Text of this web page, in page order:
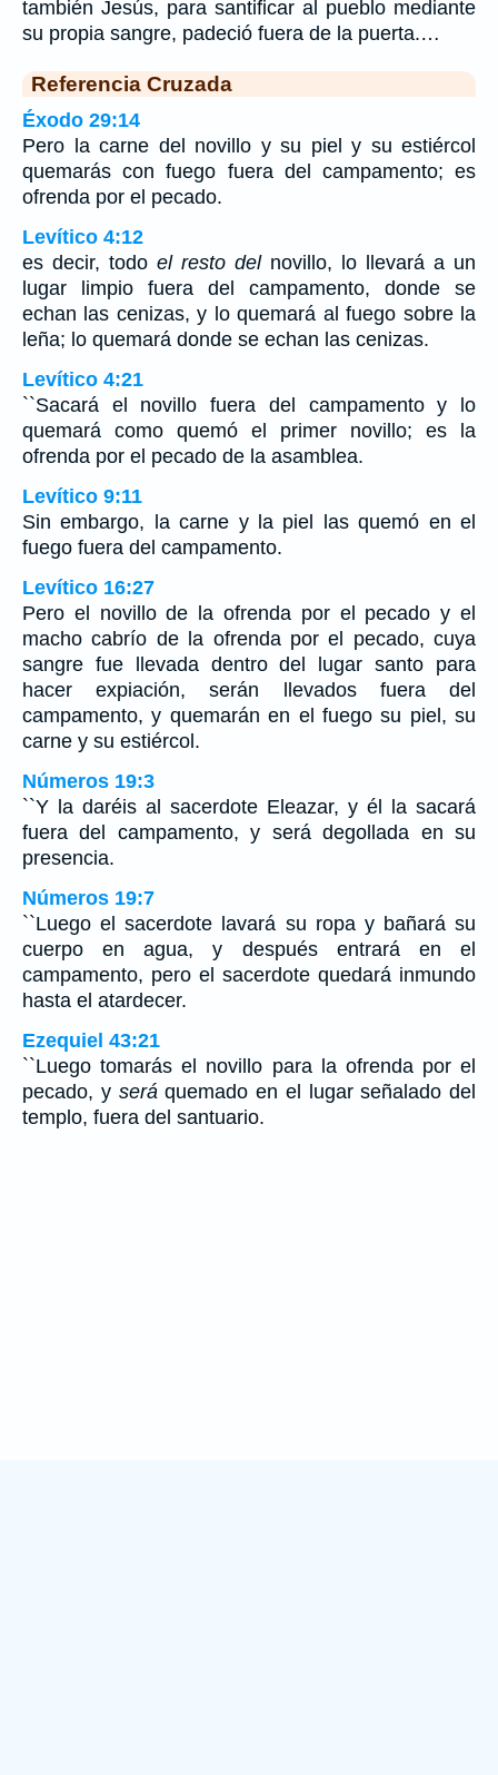
también Jesús, para santificar al pueblo mediante
su propia sangre, padeció fuera de la puerta.…
Referencia Cruzada
Éxodo 29:14
Pero la carne del novillo y su piel y su estiércol
quemarás con fuego fuera del campamento; es
ofrenda por el pecado.
Levítico 4:12
es decir, todo el resto delnovillo, lo llevará a un
lugar limpio fuera del campamento, donde se
echan las cenizas, y lo quemará al fuego sobre la
leña; lo quemará donde se echan las cenizas.
Levítico 4:21
``Sacará el novillo fuera del campamento y lo
quemará como quemó el primer novillo; es la
ofrenda por el pecado de la asamblea.
Levítico 9:11
Sin embargo, la carne y la piel las quemó en el
fuego fuera del campamento.
Levítico 16:27
Pero el novillo de la ofrenda por el pecado y el
macho cabrío de la ofrenda por el pecado, cuya
sangre fue llevada dentro del lugar santo para
hacer expiación, serán llevados fuera del
campamento, y quemarán en el fuego su piel, su
carne y su estiércol.
Números 19:3
``Y la daréis al sacerdote Eleazar, y él la sacará
fuera del campamento, y será degollada en su
presencia.
Números 19:7
``Luego el sacerdote lavará su ropa y bañará su
cuerpo en agua, y después entrará en el
campamento, pero el sacerdote quedará inmundo
hasta el atardecer.
Ezequiel 43:21
``Luego tomarás el novillo para la ofrenda por el
pecado, y seráquemado en el lugar señalado del
templo, fuera del santuario.